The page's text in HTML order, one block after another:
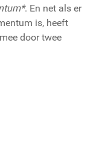
. En net als er
is, heeft
door twee